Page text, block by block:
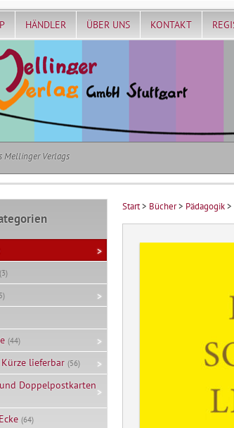
HÄNDLER ÜBER UNS KONTAKT
Mellinger Verlags
Start> Bücher> Pädagogik>
(3)
(44)
lieferbar (56)
Doppelpostkarten
(64)